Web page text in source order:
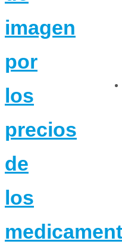
imagen
por
los
precios
de
los